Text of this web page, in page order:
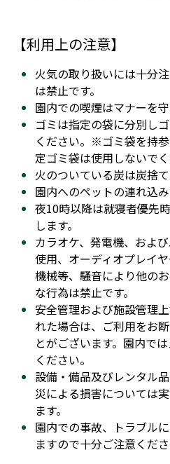
【利用上の注意】
火気の取り扱いには十分
は禁止です。
園内での喫煙はマナーを守
ゴミは指定の袋に分別し
ください。※ゴミ袋を持
定ゴミ袋は使用しないでく
火のついている炭は炭捨て
園内へのペットの連れ込み
夜10時以降は就寝者優先
します。
カラオケ、発電機、およ
使用、オーディオプレイ
機械等、騒音により他の
な行為は禁止です。
安全管理および施設管理
れた場合は、ご利用をお
とがございます。園内で
ください。
設備・備品及びレンタル
災による損害については
ます。
園内での事故、トラブル
ますので十分ご注意くださ